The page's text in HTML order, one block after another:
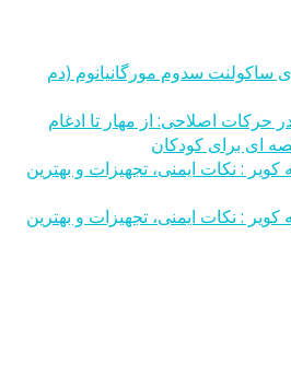
ساکولنت سدوم مورگانیانوم (دم
حرکات اصلاحی: از مهار تا ادغام
ای برای کودکان
: نکات ایمنی، تجهیزات و بهترین
: نکات ایمنی، تجهیزات و بهترین